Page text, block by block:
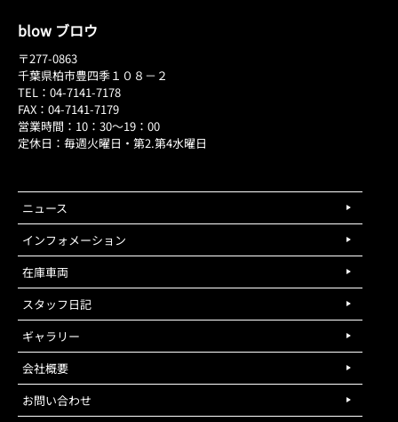
blow ブロウ
〒277-0863
千葉県柏市豊四季１０８－２
TEL：04-7141-7178
FAX：04-7141-7179
営業時間：10：30～19：00
定休日：毎週火曜日・第2.第4水曜日
ニュース
インフォメーション
在庫車両
スタッフ日記
ギャラリー
会社概要
お問い合わせ